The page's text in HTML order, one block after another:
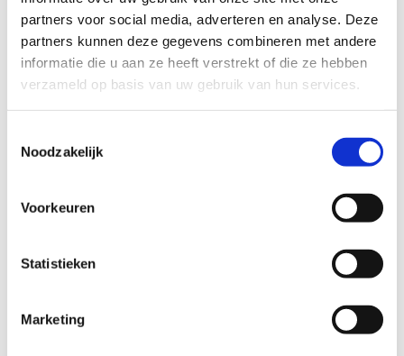
partners voor social media, adverteren en analyse. Deze
partners kunnen deze gegevens combineren met andere
informatie die u aan ze heeft verstrekt of die ze hebben
verzameld op basis van uw gebruik van hun services.
Noodzakelijk
Voorkeuren
Statistieken
Marketing